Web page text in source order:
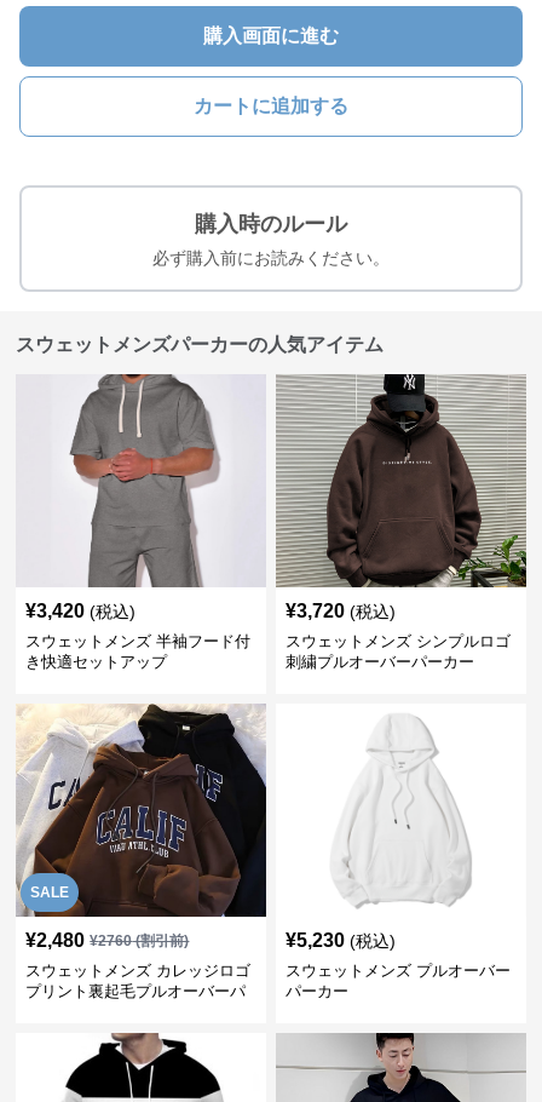
購入画面に進む
カートに追加する
購入時のルール
必ず購入前にお読みください。
スウェットメンズパーカーの人気アイテム
¥3,420 (税込)
スウェットメンズ 半袖フード付
き快適セットアップ
¥3,720 (税込)
スウェットメンズ シンプルロゴ
刺繍プルオーバーパーカー
SALE
¥2,480 ¥2760(割引前)
スウェットメンズ カレッジロゴ
プリント裏起毛プルオーバーパ
¥5,230 (税込)
スウェットメンズ プルオーバー
パーカー